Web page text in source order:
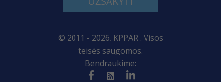
© 2011 - 2026, KPPAR . Visos
teisės saugomos.
Bendraukime: